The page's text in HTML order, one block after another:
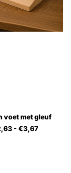
voet met gleuf
- €3,67